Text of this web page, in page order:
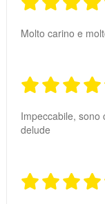
Molto carino e
Impeccabile, sono
delude